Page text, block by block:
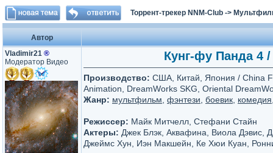
Торрент-трекер NNM-Club ->
Автор
Vladimir21 ®
Модератор Видео
Кунг-фу Панда 4 /
Производство: США, Китай, Япония / China
Animation, DreamWorks SKG, Oriental
Жанр: мультфильм фэнтези боевик комедия
Режиссер: Майк Митчелл, Стефани Стайн
Актеры: Джек Блэк, Аквафина, Виола Дэвис,
Джеймс Хун, Иэн Макшейн, Ке Хюи Куан,